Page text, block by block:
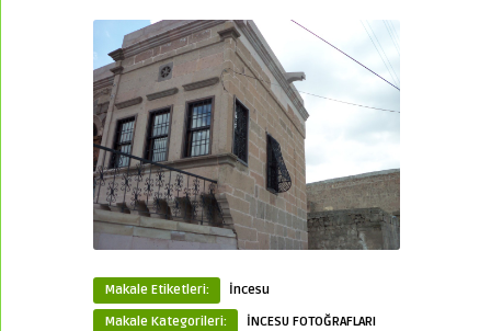
Makale Etiketleri:
İncesu
Makale Kategorileri:
İNCESU FOTOĞRAFLARI